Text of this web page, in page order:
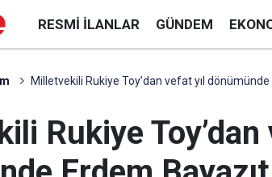
RESMI İLANLAR GÜNDEM
Milletvekili Rukiye Toy’dan vefat yıl dönümünde
Rukiye Toy’dan